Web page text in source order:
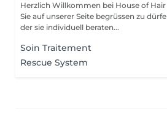
Herzlich Willkommen bei House of
Sie auf unserer Seite begrüssen zu
der sie individuell beraten...
Soin Traitement
Rescue System